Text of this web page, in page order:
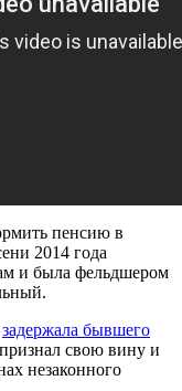
пенсию в
2014 года
и была фельдшером
задержала бывшего
свою вину и
незаконного